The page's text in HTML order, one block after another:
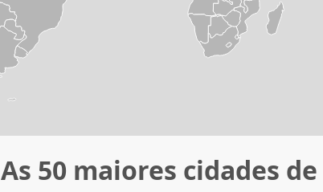
As 50 maiores cidades de